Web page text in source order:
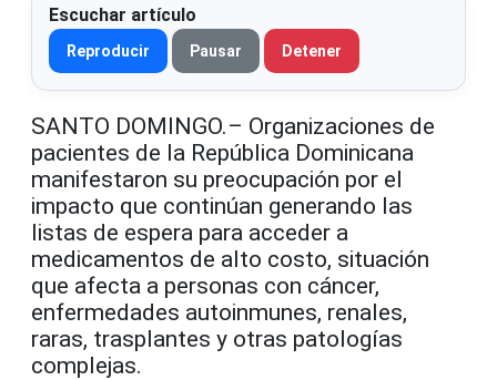
Escuchar artículo
Reproducir Pausar Detener
SANTO DOMINGO.– Organizaciones de
pacientes de la República Dominicana
manifestaron su preocupación por el
impacto que continúan generando las
listas de espera para acceder a
medicamentos de alto costo, situación
que afecta a personas con cáncer,
enfermedades autoinmunes, renales,
raras, trasplantes y otras patologías
complejas.